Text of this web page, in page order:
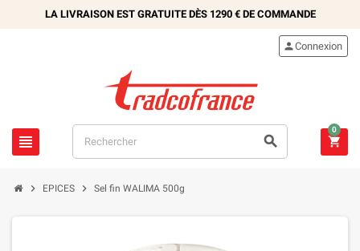
LA LIVRAISON EST GRATUITE DÈS 1290 €DE COMMANDE
 
Connexion

0
 EPICES  Sel fin WALIMA 500g